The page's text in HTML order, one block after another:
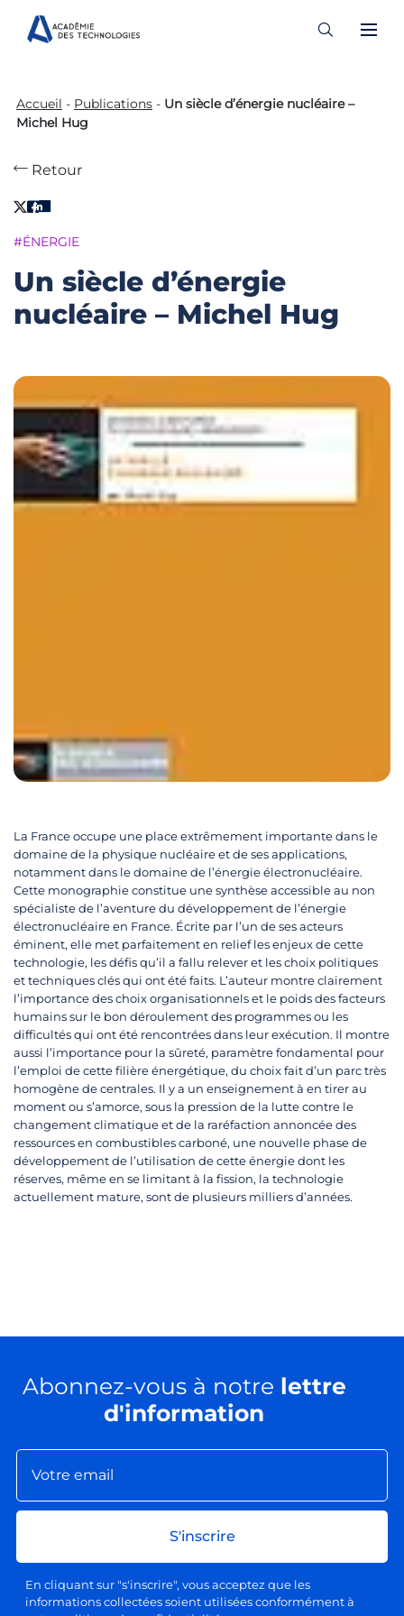
content
Accueil - Publications - Un siècle d’énergie nucléaire –
Michel Hug
Retour
#ÉNERGIE
Un siècle d’énergie
nucléaire – Michel Hug
La France occupe une place extrêmement importante dans le
domaine de la physique nucléaire et de ses applications,
notamment dans le domaine de l’énergie électronucléaire.
Cette monographie constitue une synthèse accessible au non
spécialiste de l’aventure du développement de l’énergie
électronucléaire en France. Écrite par l’un de ses acteurs
éminent, elle met parfaitement en relief les enjeux de cette
technologie, les défis qu’il a fallu relever et les choix politiques
et techniques clés qui ont été faits. L’auteur montre clairement
l’importance des choix organisationnels et le poids des facteurs
humains sur le bon déroulement des programmes ou les
difficultés qui ont été rencontrées dans leur exécution. Il montre
aussi l’importance pour la sûreté, paramètre fondamental pour
l’emploi de cette filière énergétique, du choix fait d’un parc très
homogène de centrales. Il y a un enseignement à en tirer au
moment ou s’amorce, sous la pression de la lutte contre le
changement climatique et de la raréfaction annoncée des
ressources en combustibles carboné, une nouvelle phase de
développement de l’utilisation de cette énergie dont les
réserves, même en se limitant à la fission, la technologie
actuellement mature, sont de plusieurs milliers d’années.
Abonnez-vous à notre lettre
d'information
S'inscrire
En cliquant sur "s'inscrire", vous acceptez que les
informations collectées soient utilisées conformément à